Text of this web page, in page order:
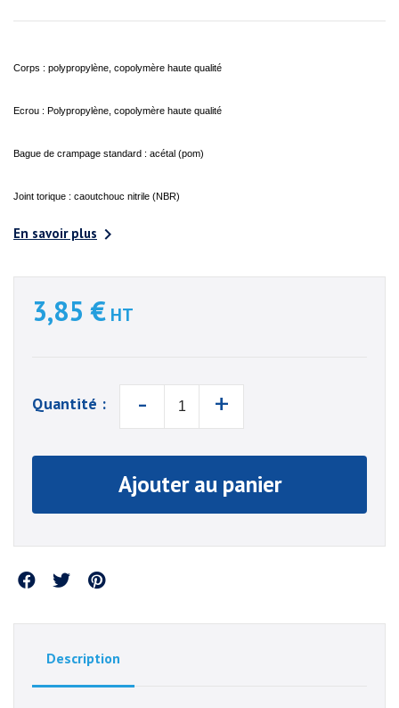
Corps : polypropylène, copolymère haute qualité
Ecrou : Polypropylène, copolymère haute qualité
Bague de crampage standard : acétal (pom)
Joint torique : caoutchouc nitrile (NBR)
En savoir plus 
3,85 € HT
Quantité : - +
Ajouter au panier
Partager
Description